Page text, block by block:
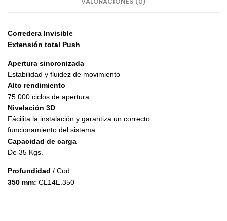
Corredera Invisible
Extensión total Push
Apertura sincronizada
Estabilidad y fluidez de movimiento
Alto rendimiento
75.000 ciclos de apertura
Nivelación 3D
Fácilita la instalación y garantiza un correcto
funcionamiento del sistema
Capacidad de carga
De 35 Kgs.
Profundidad / Cod:
350 mm: CL14E.350